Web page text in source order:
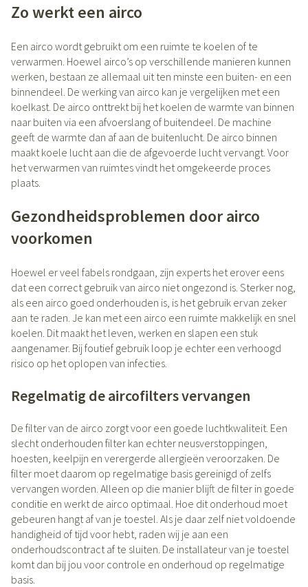
Zo werkt een airco
Een airco wordt gebruikt om een ruimte te koelen of te
verwarmen. Hoewel airco’s op verschillende manieren kunnen
werken, bestaan ze allemaal uit ten minste een buiten- en een
binnendeel. De werking van airco kan je vergelijken met een
koelkast. De airco onttrekt bij het koelen de warmte van binnen
naar buiten via een afvoerslang of buitendeel. De machine
geeft de warmte dan af aan de buitenlucht. De airco binnen
maakt koele lucht aan die de afgevoerde lucht vervangt. Voor
het verwarmen van ruimtes vindt het omgekeerde proces
plaats.
Gezondheidsproblemen door airco
voorkomen
Hoewel er veel fabels rondgaan, zijn experts het erover eens
dat een correct gebruik van airco niet ongezond is. Sterker nog,
als een airco goed onderhouden is, is het gebruik ervan zeker
aan te raden. Je kan met een airco een ruimte makkelijk en snel
koelen. Dit maakt het leven, werken en slapen een stuk
aangenamer. Bij foutief gebruik loop je echter een verhoogd
risico op het oplopen van infecties.
Regelmatig de aircofilters vervangen
De filter van de airco zorgt voor een goede luchtkwaliteit. Een
slecht onderhouden filter kan echter neusverstoppingen,
hoesten, keelpijn en verergerde allergieën veroorzaken. De
filter moet daarom op regelmatige basis gereinigd of zelfs
vervangen worden. Alleen op die manier blijft de filter in goede
conditie en werkt de airco optimaal. Hoe dit onderhoud moet
gebeuren hangt af van je toestel. Als je daar zelf niet voldoende
handigheid of tijd voor hebt, raden wij je aan een
onderhoudscontract af te sluiten. De installateur van je toestel
komt dan bij jou voor controle en onderhoud op regelmatige
basis.